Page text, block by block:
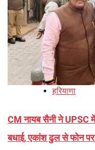
हरियाणा
CM नायब सैनी ने UPSC
बधाई, एकांश ढुल से फोन पर